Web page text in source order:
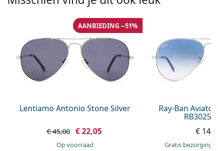
Lentiamo Antonio Stone Silver
AANBIEDING −51%
€ 45,00 € 22,05
op voorraad
Ray-Ban
RB3025
€
Gratis bezorging